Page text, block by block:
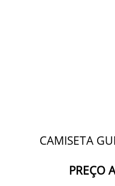
CAMISETA
PREÇO